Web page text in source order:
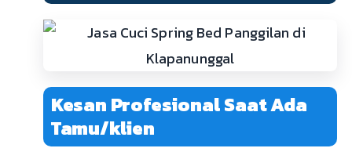
Kesan Profesional Saat Ada
Tamu/klien